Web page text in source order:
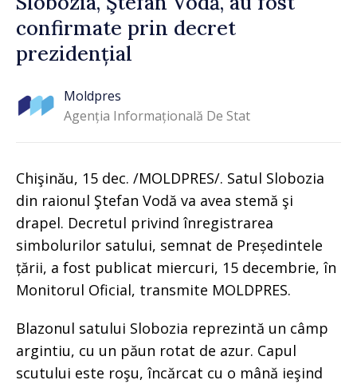
confirmate prin decret
prezidențial
Moldpres
Agenția Informațională De Stat
Chişinău, 15 dec. /MOLDPRES/. Satul Slobozia
din raionul Ştefan Vodă va avea stemă şi
drapel. Decretul privind înregistrarea
simbolurilor satului, semnat de Președintele
țării, a fost publicat miercuri, 15 decembrie, în
Monitorul Oficial, transmite MOLDPRES.
Blazonul satului Slobozia reprezintă un câmp
argintiu, cu un păun rotat de azur. Capul
scutului este roşu, încărcat cu o mână ieşind